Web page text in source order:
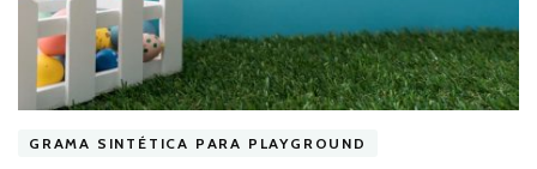
GRAMA SINTÉTICA PARA PLAYGROUND